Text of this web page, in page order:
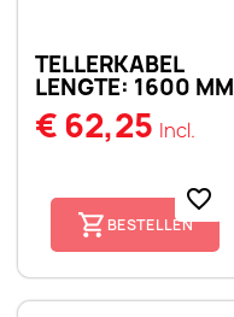
TELLERKABEL
LENGTE: 1600 MM
€ 62,25 Incl.
BESTELLEN
favorite_border